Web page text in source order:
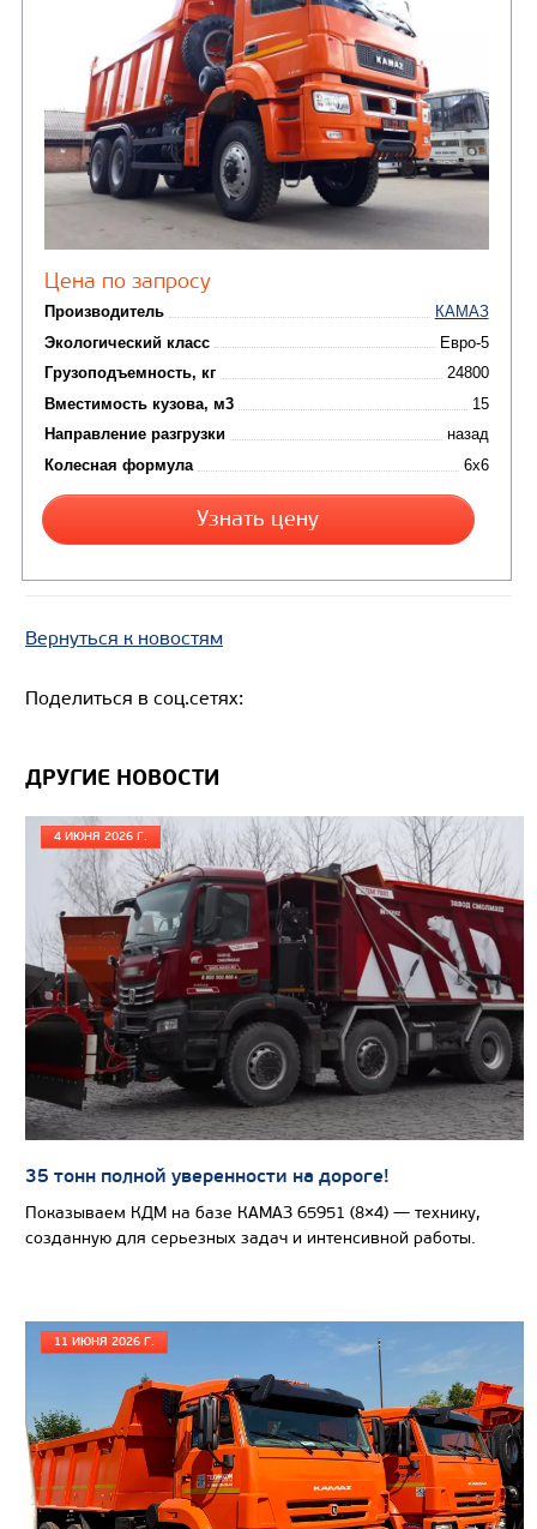
Заказать
Кредит/Лизинг
САМОСВАЛ КАМАЗ-6520 В НАЛИЧИИ
Производитель
Грузоподъемность, кг
Вместимость кузова, м3
Направление разгрузки
Колесная формула
Узнать цену
САМОСВАЛ КАМАЗ-65802
Вернуться к новостям
Поделиться в соц.сетях:
ДРУГИЕ НОВОСТИ
4 ИЮНЯ 2026 Г.
35 тонн полной уверенности на дороге!
Показываем КДМ на базе КАМАЗ 65951 (8×4) — технику,
созданную для серьезных задач и интенсивной работы.
11 ИЮНЯ 2026 Г.